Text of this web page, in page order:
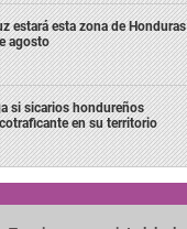
estará esta zona de Honduras
agosto
si sicarios hondureños
en su territorio